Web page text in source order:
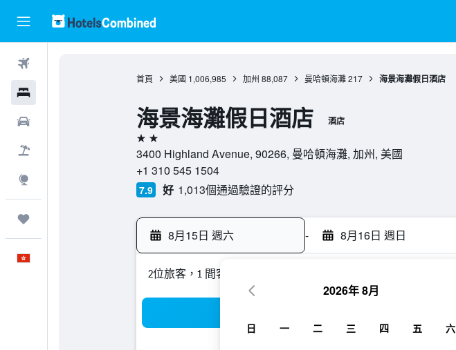
首頁 美國 1,006,985 加州 88,087 曼哈頓海灘 217 海景海灘假日酒店
海景海灘假日酒店 酒店
2星級
3400 Highland Avenue, 90266, 曼哈頓海灘, 加州, 美國
+1 310 545 1504
7.9 好 1,013個通過驗證的評分
8月15日 週六 - 8月16日 週日
2位旅客，1 間客房
2026年 8月
日 一 二 三 四 五 六